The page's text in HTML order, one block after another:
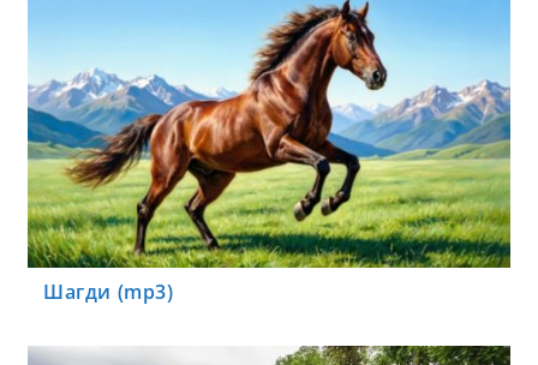
Шагди (mp3)